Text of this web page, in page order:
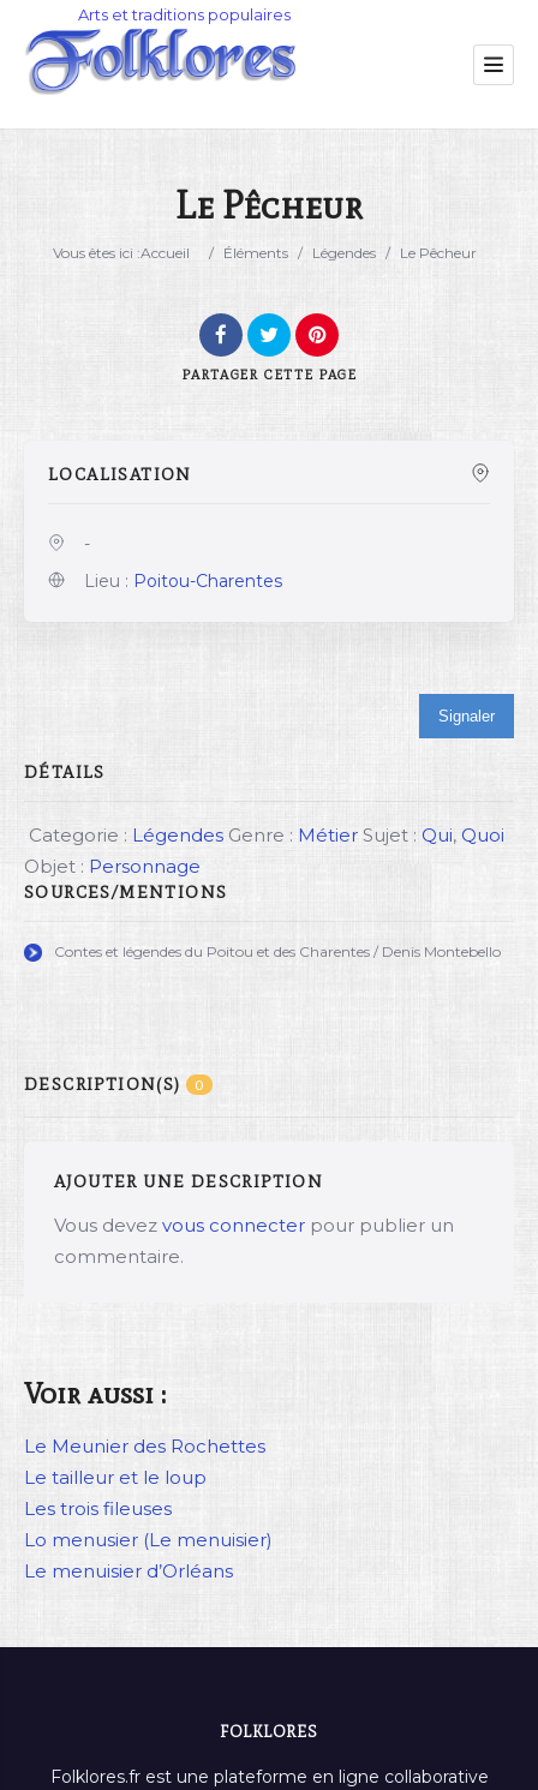
Catégorie
Le Pêcheur
Vous êtes ici :Accueil / Éléments / Légendes / Le Pêcheur
PARTAGER CETTE PAGE
LOCALISATION
-
Lieu : Poitou-Charentes
Signaler
DÉTAILS
Categorie : Légendes Genre : Métier Sujet : Qui, Quoi
Objet : Personnage
SOURCES/MENTIONS
Contes et légendes du Poitou et des Charentes / Denis Montebello
DESCRIPTION(S) 0
AJOUTER UNE DESCRIPTION
Vous devez vous connecter pour publier un
commentaire.
Voir aussi :
Le Meunier des Rochettes
Le tailleur et le loup
Les trois fileuses
Lo menusier (Le menuisier)
Le menuisier d’Orléans
FOLKLORES
Folklores.fr est une plateforme en ligne collaborative